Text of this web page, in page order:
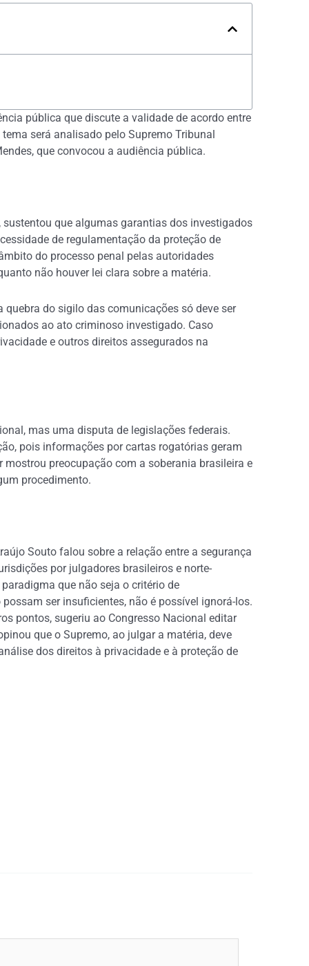
pública que discute a validade de acordo entre
será analisado pelo Supremo Tribunal
que convocou a audiência pública.
sustentou que algumas garantias dos investigados
de regulamentação da proteção de
do processo penal pelas autoridades
não houver lei clara sobre a matéria.
quebra do sigilo das comunicações só deve ser
ao ato criminoso investigado. Caso
e outros direitos assegurados na
mas uma disputa de legislações federais.
pois informações por cartas rogatórias geram
preocupação com a soberania brasileira e
procedimento.
Souto falou sobre a relação entre a segurança
por julgadores brasileiros e norte-
que não seja o critério de
ser insuficientes, não é possível ignorá-los.
pontos, sugeriu ao Congresso Nacional editar
que o Supremo, ao julgar a matéria, deve
dos direitos à privacidade e à proteção de